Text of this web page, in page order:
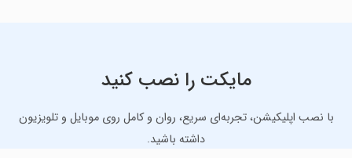
مایکت را نصب کنید
با نصب اپلیکیشن، تجربه‌ای سریع، روان و کامل روی موبایل و تلویزیون
داشته باشید.